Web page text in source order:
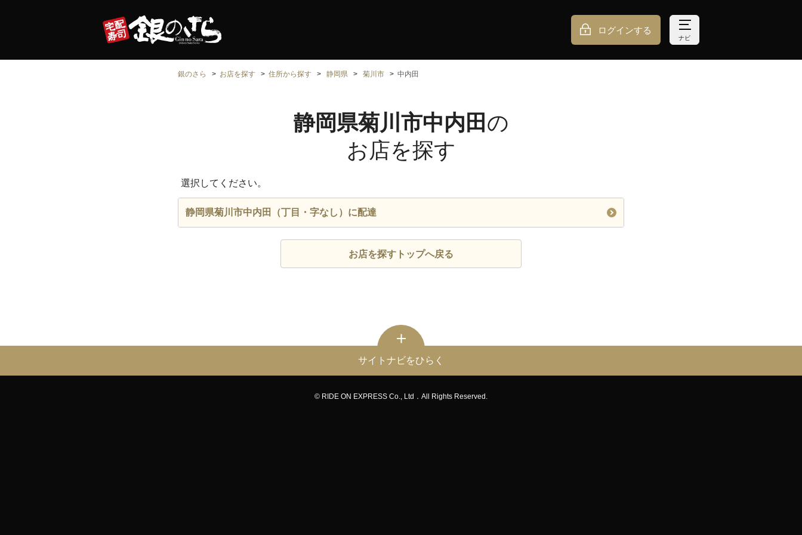
ログインする
ナビ
銀のさら お店を探す 住所から探す 静岡県 菊川市 中内田
静岡県菊川市中内田 の
お店を探す
選択してください。
静岡県菊川市中内田（丁目・字なし）に配達
お店を探すトップへ戻る
サイトナビをひらく
© RIDE ON EXPRESS Co., Ltd．All Rights Reserved.